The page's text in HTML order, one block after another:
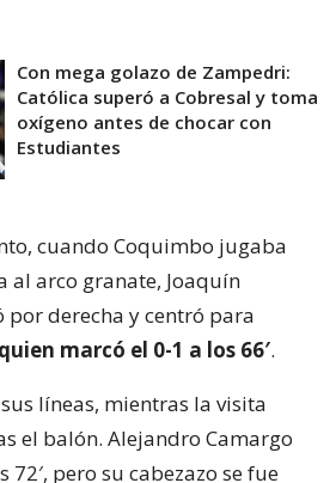
Con mega golazo de Zampedri:
Católica superó a Cobresal y toma
oxígeno antes de chocar con
Estudiantes
cuando Coquimbo jugaba
al arco granate, Joaquín
derecha y centró para
marcó el 0-1 a los 66′.
sus líneas, mientras la visita
el balón. Alejandro Camargo
pero su cabezazo se fue